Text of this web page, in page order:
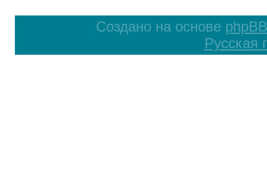
Создано на основе phpBB
Русская